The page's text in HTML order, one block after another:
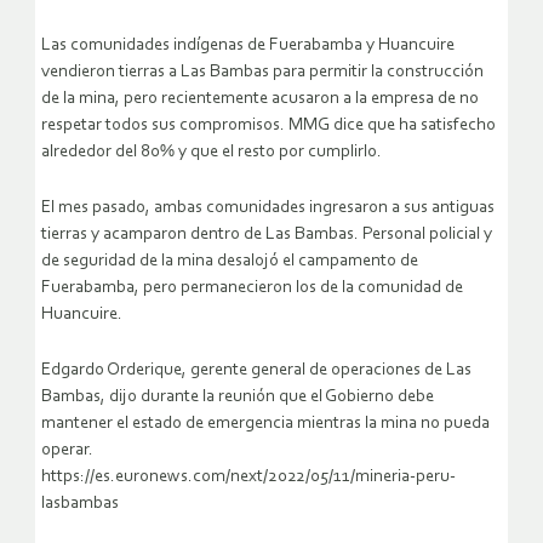
Las comunidades indígenas de Fuerabamba y Huancuire
vendieron tierras a Las Bambas para permitir la construcción
de la mina, pero recientemente acusaron a la empresa de no
respetar todos sus compromisos. MMG dice que ha satisfecho
alrededor del 80% y que el resto por cumplirlo.
El mes pasado, ambas comunidades ingresaron a sus antiguas
tierras y acamparon dentro de Las Bambas. Personal policial y
de seguridad de la mina desalojó el campamento de
Fuerabamba, pero permanecieron los de la comunidad de
Huancuire.
Edgardo Orderique, gerente general de operaciones de Las
Bambas, dijo durante la reunión que el Gobierno debe
mantener el estado de emergencia mientras la mina no pueda
operar.
https://es.euronews.com/next/2022/05/11/mineria-peru-
lasbambas